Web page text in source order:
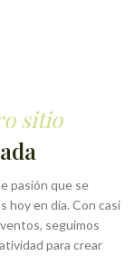
sitio
pasión que se
hoy en día. Con casi
seguimos
para crear